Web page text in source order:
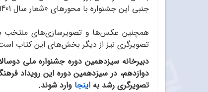
جنبی این جشنواره با محورهای «شعار سال 1401 (تولید؛ دانش‌بنیان و اشتغال آفرین)» و «مهدویت» منتشر شده است.
تصویرگری نیز از دیگر بخش‌های این کتاب
دبیرخانه سیزدهمین دوره جشنواره ملی
دوازدهم، در سیزدهمین دوره این رویداد
تصویرگری رشد به اینجا وارد شوند.